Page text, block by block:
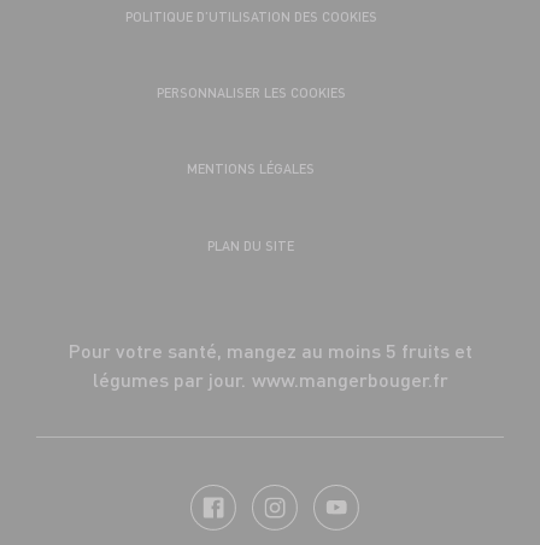
POLITIQUE D’UTILISATION DES COOKIES
PERSONNALISER LES COOKIES
MENTIONS LÉGALES
PLAN DU SITE
Pour votre santé, mangez au moins 5 fruits et
légumes par jour. www.mangerbouger.fr